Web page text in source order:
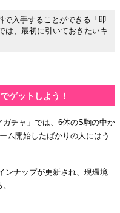
で入手することができる「即
は、最初に引いておきたいキ
ゲットしよう！
チャ」では、6体のS駒の中か
ム開始したばかりの人にはう
ンナップが更新され、現環境